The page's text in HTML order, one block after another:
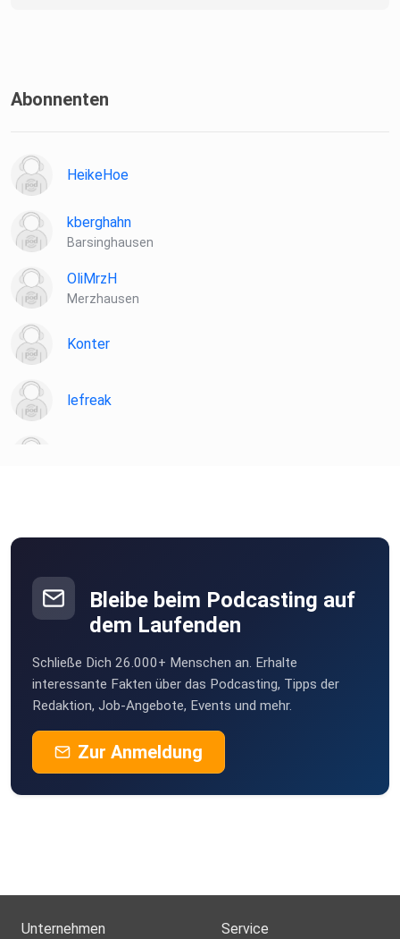
Abonnenten
HeikeHoe
kberghahn
Barsinghausen
OliMrzH
Merzhausen
Konter
lefreak
Mesner
Berlin
StefanieBG
Buddel003
Dortmund
MLindaK
Bleibe beim Podcasting auf
dem Laufenden
Schließe Dich 26.000+ Menschen an. Erhalte
interessante Fakten über das Podcasting, Tipps der
Redaktion, Job-Angebote, Events und mehr.
Zur Anmeldung
Unternehmen Service